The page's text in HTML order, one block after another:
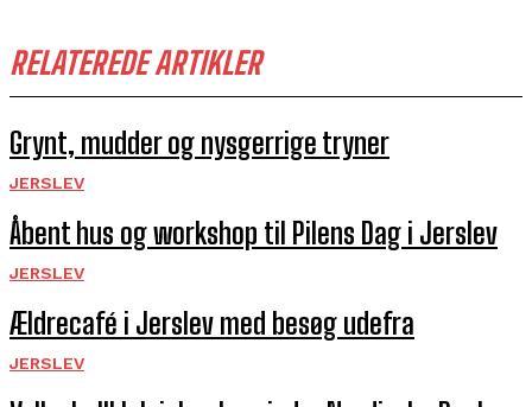
RELATEREDE ARTIKLER
Grynt, mudder og nysgerrige tryner
JERSLEV
Åbent hus og workshop til Pilens Dag i Jerslev
JERSLEV
Ældrecafé i Jerslev med besøg udefra
JERSLEV